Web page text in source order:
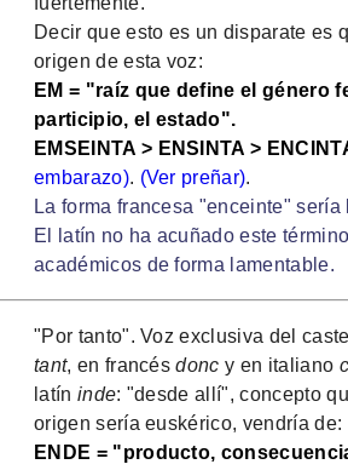
Decir que esto es un disparate es
origen de esta voz:
EM = "raíz que define el género
participio, el estado".
EMSEINTA > ENSINTA >
embarazo). (Ver preñar).
La forma francesa "enceinte"
El latín no ha acuñado este
académicos de forma lamentable.
"Por tanto". Voz exclusiva del
tant, en francésdonc y en italiano
latín inde: "desde allí", concepto
origen sería euskérico, vendría de:
ENDE = "producto,